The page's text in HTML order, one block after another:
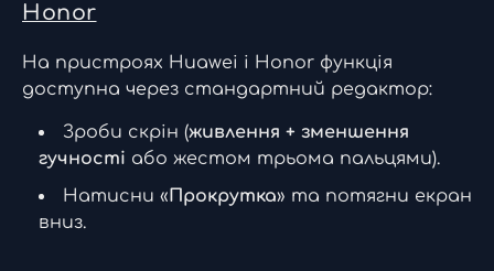
Honor
На пристроях Huawei і Honor функція
доступна через стандартний редактор:
Зроби скрін (живлення + зменшення
гучності або жестом трьома пальцями).
Натисни «Прокрутка» та потягни екран
вниз.